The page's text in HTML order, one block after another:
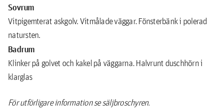
Sovrum
Vitpigemterat askgolv. Vitmålade väggar. Fönsterbänk i polerad
natursten.
Badrum
Klinker på golvet och kakel på väggarna. Halvrunt duschhörn i
klarglas
För utförligare information se säljbroschyren.